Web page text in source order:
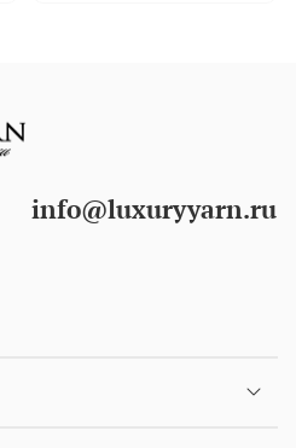
info@luxuryyarn.ru